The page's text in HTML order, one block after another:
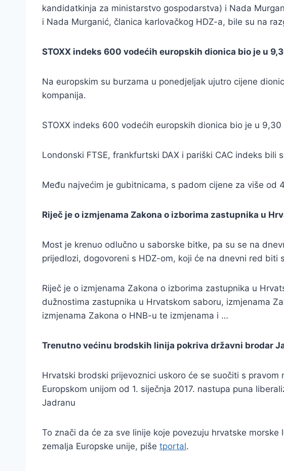
kandidatkinja za ministarstvo gospodarstva) i Nada
i Nada Murganić, članica karlovačkog HDZ-a, bile su na
STOXX indeks 600 vodećih europskih dionica bio je u
Na europskim su burzama u ponedjeljak ujutro cijene
kompanija.
STOXX indeks 600 vodećih europskih dionica bio je u
Londonski FTSE, frankfurtski DAX i pariški CAC indeks
Među najvećim je gubitnicama, s padom cijene za više od
Riječ je o izmjenama Zakona o izborima zastupnika u
Most je krenuo odlučno u saborske bitke, pa su se na
prijedlozi, dogovoreni s HDZ-om, koji će na dnevni red biti
Riječ je o izmjenama Zakona o izborima zastupnika u
dužnostima zastupnika u Hrvatskom saboru, izmjenama
izmjenama Zakona o HNB-u te izmjenama i …
Trenutno većinu brodskih linija pokriva državni brodar
Hrvatski brodski prijevoznici uskoro će se suočiti s
Europskom unijom od 1. siječnja 2017. nastupa puna
Jadranu
To znači da će za sve linije koje povezuju hrvatske
zemalja Europske unije, piše tportal.